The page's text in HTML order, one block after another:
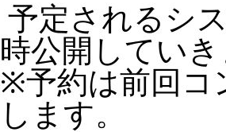
予定されるシ
時公開してい
※予約は前回コ
します。